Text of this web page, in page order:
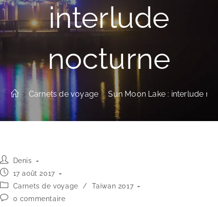
interlude
nocturne
> Carnets de voyage > Sun Moon Lake : interlude
Auteur/autrice
de
la
publication :
Denis
Publication
publiée :
17 août 2017
Post
category:
Carnets de voyage /
Taïwan 2017
Commentaires
0 commentaire